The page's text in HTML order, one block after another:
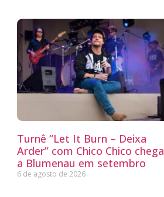
Turnê “Let It Burn – Deixa
Arder” com Chico Chico chega
a Blumenau em setembro
6 de agosto de 2026